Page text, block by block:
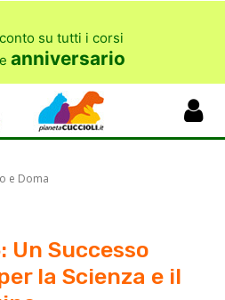
su tutti i corsi
anniversario
e Doma
Un Successo
la Scienza e il